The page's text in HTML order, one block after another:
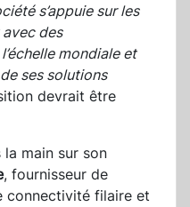
s’appuie sur les
des
mondiale et
ses solutions
devrait être
main sur son
, fournisseur de
connectivité filaire et